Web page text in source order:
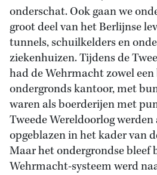
onderschat. Ook gaan we
groot deel van het Berlijnse
tunnels, schuilkelders en
ziekenhuizen. Tijdens de
had de Wehrmacht zowel een
ondergronds kantoor, met
waren als boerderijen met
Tweede Wereldoorlog
opgeblazen in het kader van
Maar het ondergrondse bleef
Wehrmacht-systeem werd